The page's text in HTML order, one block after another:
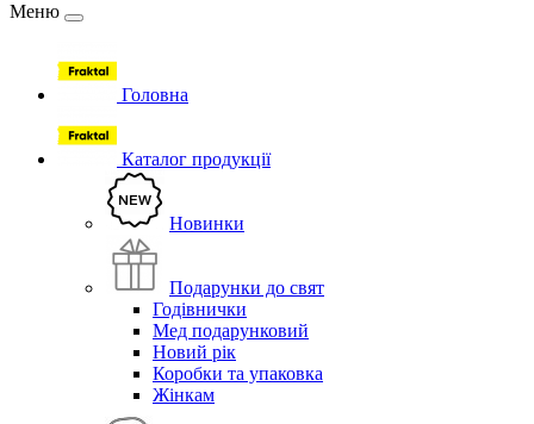
Меню
Головна
Каталог продукції
Новинки
Подарунки до свят
Годівнички
Мед подарунковий
Новий рік
Коробки та упаковка
Жінкам